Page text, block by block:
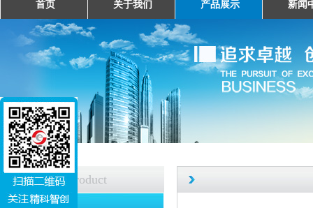
首页 关于我们 产品展示 新闻
产品中心 Product